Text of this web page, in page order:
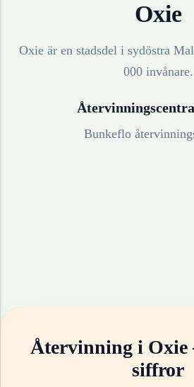
Oxie
Oxie är en stadsdel i sydöstra
000 invånare.
Bunkeflo
Återvinning i Oxie
siffror